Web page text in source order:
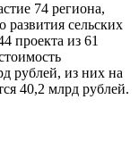
74 региона,
развития сельских
проекта из 61
рублей, из них на
40,2 млрд рублей.